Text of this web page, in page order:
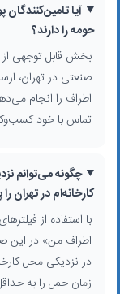
بسیاری از شرکت‌ها
کیسه، جامبوبگ یا
نیاز به پودرهای
می‌توانید توضیحات
کنید که روی
روند قیمت و تامین
مش، حجم سفارش و
حاضر در این فهرست،
حداقل مقدار سفارش
و واحدهای تولیدی
آیا
حومه را دارند؟
بخش قابل توجهی از
صنعتی در تهران،
اطراف را انجام
تماس با خود
چگونه می‌توانم
کارخانه‌ام در تهران را
با استفاده از
اطراف من» در این
در نزدیکی محل
زمان حمل را به